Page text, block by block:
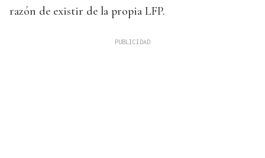
razón de existir de la propia LFP.